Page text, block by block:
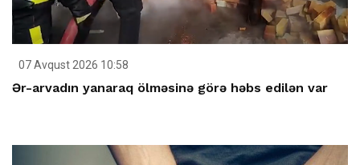
07 Avqust 2026 10:58
Ər-arvadın yanaraq ölməsinə görə həbs edilən var